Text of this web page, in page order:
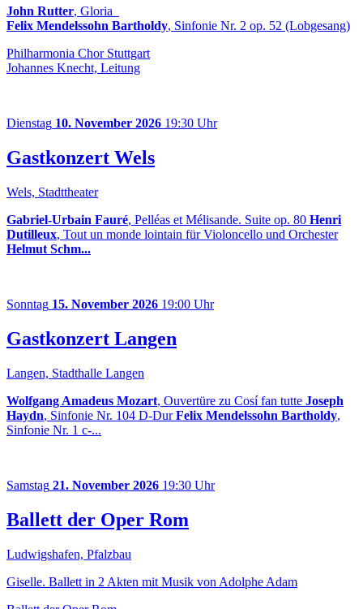
John Rutter, Gloria
Felix Mendelssohn Bartholdy, Sinfonie Nr. 2 op. 52 (Lobgesang)
Philharmonia Chor Stuttgart
Johannes Knecht, Leitung
Dienstag 10. November 2026 19:30 Uhr
Gastkonzert Wels
Wels, Stadttheater
Gabriel-Urbain Fauré, Pelléas et Mélisande. Suite op. 80 Henri
Dutilleux, Tout un monde lointain für Violoncello und Orchester
Helmut Schm...
Sonntag 15. November 2026 19:00 Uhr
Gastkonzert Langen
Langen, Stadthalle Langen
Wolfgang Amadeus Mozart, Ouvertüre zu Cosí fan tutte Joseph
Haydn, Sinfonie Nr. 104 D-DurFelix Mendelssohn Bartholdy,
Sinfonie Nr. 1 c-...
Samstag 21. November 2026 19:30 Uhr
Ballett der Oper Rom
Ludwigshafen, Pfalzbau
Giselle. Ballett in 2 Akten mit Musik von Adolphe Adam